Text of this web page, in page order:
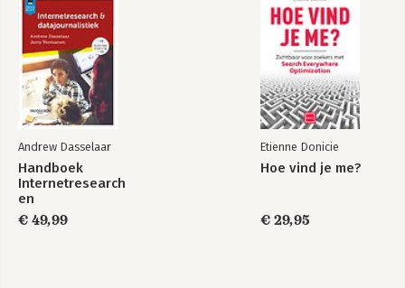
Andrew Dasselaar
Handboek
Internetresearch
en
datajournalistiek
€ 49,99
Etienne Donicie
Hoe vind je me?
€ 29,95